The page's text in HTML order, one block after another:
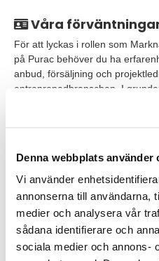
Denna webbplats använder
Vi använder
annonserna till användarna,
medier och analysera vår
sådana identifierare och
sociala medier och annons-
Våra
För att lyckas i rollen som
på Purac behöver du ha
anbud, försäljning och
entreprenadbranschen. I
du har arbetat med biogas
(AB/ABT/ABA/Orgalime/SSG
erfarenhet inom dessa
I ditt arbete har du många
därför talar och skriver du
Personlighetsmässigt tror vi att